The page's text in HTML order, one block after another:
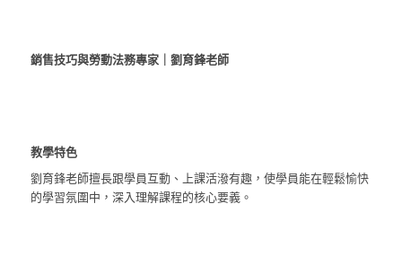
銷售技巧與勞動法務專家​｜劉育鋒老師
教學特色
劉育鋒老師​擅長跟學員互動、上課活潑有趣，使學員能在輕鬆愉快
的學習氛圍中，深入理解課程的核心要義。